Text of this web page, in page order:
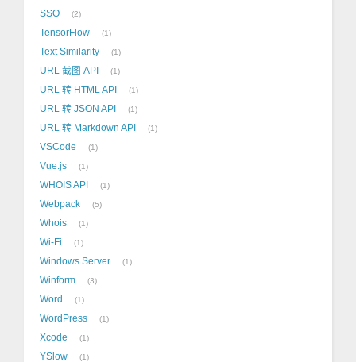
SSO 2
TensorFlow 1
Text Similarity 1
URL 截图 API 1
URL 转 HTML API 1
URL 转 JSON API 1
URL 转 Markdown API 1
VSCode 1
Vue.js 1
WHOIS API 1
Webpack 5
Whois 1
Wi-Fi 1
Windows Server 1
Winform 3
Word 1
WordPress 1
Xcode 1
YSlow 1